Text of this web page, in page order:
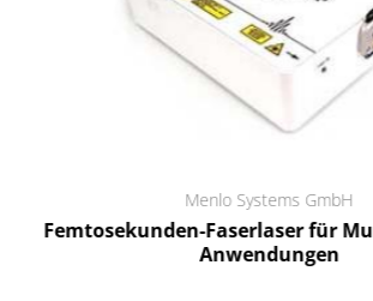
Menlo Systems GmbH
Femtosekunden-Faserlaser für
Anwendungen